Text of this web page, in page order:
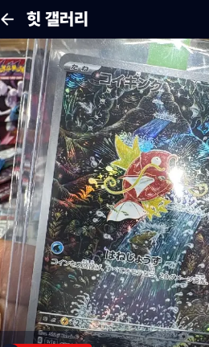
힛 갤러리